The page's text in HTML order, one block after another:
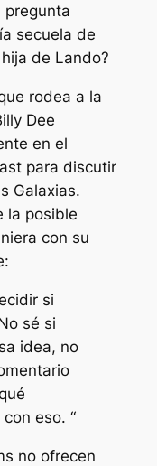
pregunta
secuela de
de Lando?
rodea a la
Dee
en el
para discutir
Galaxias.
la posible
con su
si
sé si
idea, no
eso. “
no ofrecen